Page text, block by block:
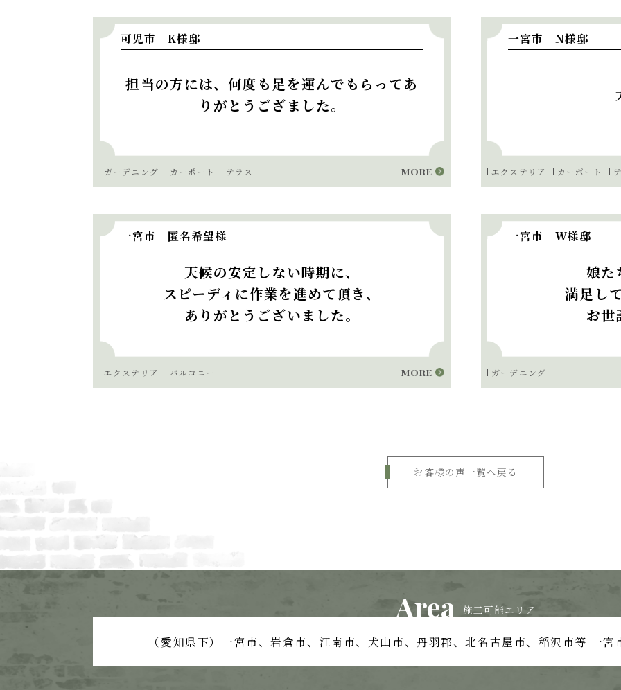
可児市 K様邸
担当の方には、何度も足を運んでもらってあ
りがとうござました。
ガーデニング カーポート テラス MORE
一宮市 N様邸
エクステリア カーポート
一宮市 匿名希望様
天候の安定しない時期に、
スピーディに作業を進めて頂き、
ありがとうございました。
エクステリア バルコニー MORE
一宮市 W様邸
娘た
満足し
お世
ガーデニング
お客様の声一覧へ戻る
Area 施工可能エリア
（愛知県下）一宮市、岩倉市、江南市、 犬山市、丹羽郡、北名古屋市、稲沢市等 一宮